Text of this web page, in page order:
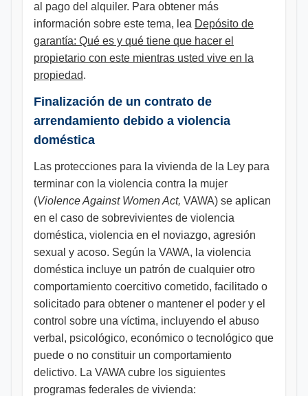
al pago del alquiler. Para obtener más
información sobre este tema, lea Depósito de
garantía: Qué es y qué tiene que hacer el
propietario con este mientras usted vive en la
propiedad.
Finalización de un contrato de
arrendamiento debido a violencia
doméstica
Las protecciones para la vivienda de la Ley para
terminar con la violencia contra la mujer
(Violence Against Women Act, VAWA) se aplican
en el caso de sobrevivientes de violencia
doméstica, violencia en el noviazgo, agresión
sexual y acoso. Según la VAWA, la violencia
doméstica incluye un patrón de cualquier otro
comportamiento coercitivo cometido, facilitado o
solicitado para obtener o mantener el poder y el
control sobre una víctima, incluyendo el abuso
verbal, psicológico, económico o tecnológico que
puede o no constituir un comportamiento
delictivo. La VAWA cubre los siguientes
programas federales de vivienda: